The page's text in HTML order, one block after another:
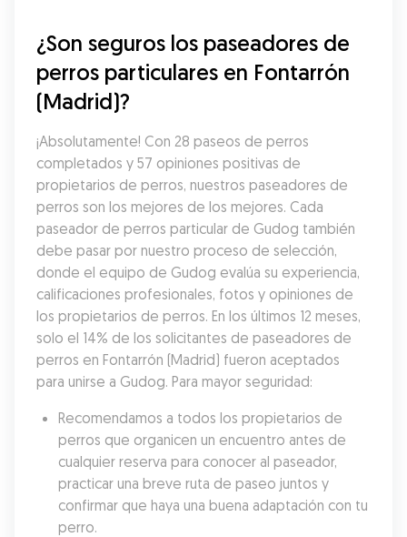
¿Son seguros los paseadores de
perros particulares en Fontarrón
(Madrid)?
¡Absolutamente! Con 28 paseos de perros
completados y 57 opiniones positivas de
propietarios de perros, nuestros paseadores de
perros son los mejores de los mejores. Cada
paseador de perros particular de Gudog también
debe pasar por nuestro proceso de selección,
donde el equipo de Gudog evalúa su experiencia,
calificaciones profesionales, fotos y opiniones de
los propietarios de perros. En los últimos 12 meses,
solo el 14% de los solicitantes de paseadores de
perros en Fontarrón (Madrid) fueron aceptados
para unirse a Gudog. Para mayor seguridad:
Recomendamos a todos los propietarios de
perros que organicen un encuentro antes de
cualquier reserva para conocer al paseador,
practicar una breve ruta de paseo juntos y
confirmar que haya una buena adaptación con tu
perro.